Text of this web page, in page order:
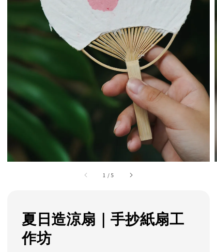
1 /5
夏日造涼扇｜手抄紙扇工
作坊